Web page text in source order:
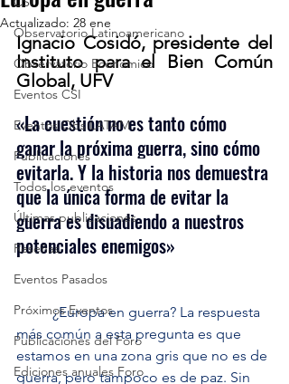
Observatorio Latinoamericano
Observatorio Economico
Eventos CSI
Eventos Obs LATAM
Publicaciones
Todos los eventos
Últimas publicaciones
Reseñas
Eventos Pasados
Próximos Eventos
Publicaciones del Foro
Ediciones anuales Foro
Actualizado: 28 ene
Ignacio Cosidó, presidente del
Instituto para el Bien Común
Global, UFV
«La cuestión no es tanto cómo
ganar la próxima guerra, sino cómo
evitarla. Y la historia nos demuestra
que la única forma de evitar la
guerra es disuadiendo a nuestros
potenciales enemigos»
	¿Europa en guerra? La respuesta
más común a esta pregunta es que
estamos en una zona gris que no es de
guerra, pero tampoco es de paz. Sin